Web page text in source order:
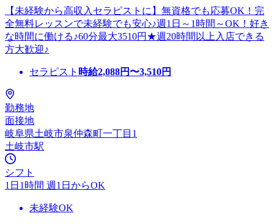
【未経験から高収入セラピストに】無資格でも応募OK！完
全無料レッスンで未経験でも安心♪週1日～1時間～OK！好き
な時間に働ける♪60分最大3510円★週20時間以上入店できる
方大歓迎♪
セラピスト 時給2,088円〜3,510円
勤務地
面接地
岐阜県土岐市泉仲森町一丁目1
土岐市駅
シフト
1日1時間 週1日からOK
未経験OK